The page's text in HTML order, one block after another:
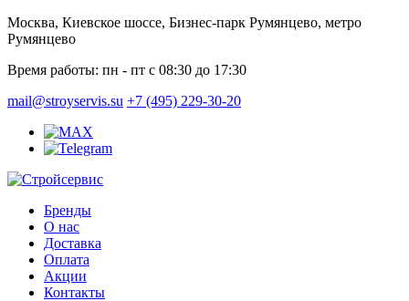
Москва, Киевское шоссе, Бизнес-парк Румянцево, метро
Румянцево
Время работы: пн - пт с 08:30 до 17:30
mail@stroyservis.su +7 (495) 229-30-20
Бренды
О нас
Доставка
Оплата
Акции
Контакты